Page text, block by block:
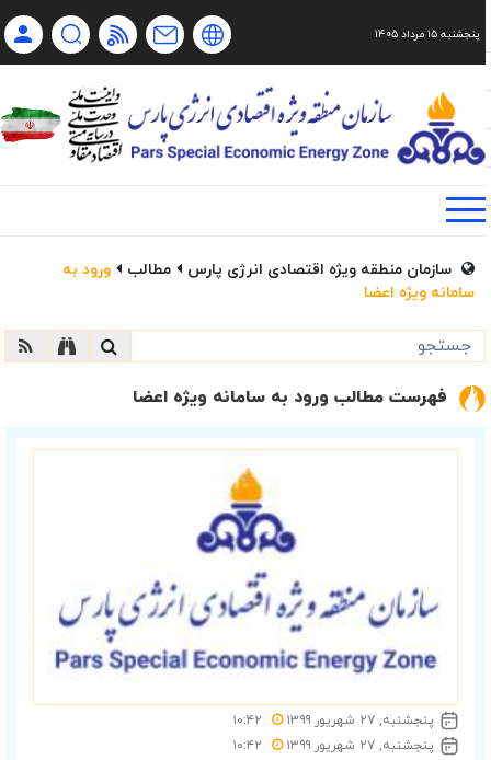
فا Ru Ch
پنجشنبه ۱۵ مرداد ۱۴۰۵
سازمان منطقه ویژه اقتصادی انرژی پارس مطالب
ورود به
سامانه ویژه اعضا
فهرست مطالب ورود به سامانه ویژه اعضا
پنجشنبه, ۲۷ شهریور ۱۳۹۹
۱۰:۴۲
پنجشنبه, ۲۷ شهریور ۱۳۹۹
۱۰:۴۲